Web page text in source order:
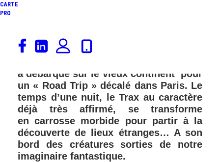
CARTE
PRO
Le Chevrolet Trax et la fête
d’Halloween ont une force commune :
a débarqué sur le vieux continent pour
un « Road Trip » décalé dans Paris. Le
temps d’une nuit, le Trax au caractère
déjà très affirmé, se transforme
en carrosse morbide pour partir à la
découverte de lieux étranges… A son
bord des créatures sorties de notre
imaginaire fantastique.